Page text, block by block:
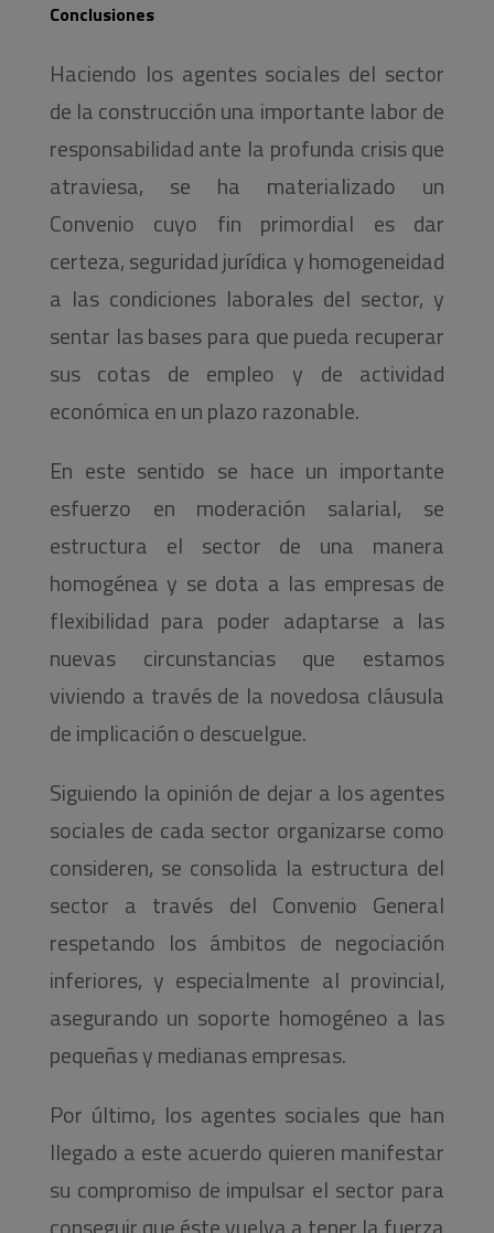
Conclusiones
Haciendo los agentes sociales del sector
de la construcción una importante labor de
responsabilidad ante la profunda crisis que
atraviesa, se ha materializado un
Convenio cuyo fin primordial es dar
certeza, seguridad jurídica y homogeneidad
a las condiciones laborales del sector, y
sentar las bases para que pueda recuperar
sus cotas de empleo y de actividad
económica en un plazo razonable.
En este sentido se hace un importante
esfuerzo en moderación salarial, se
estructura el sector de una manera
homogénea y se dota a las empresas de
flexibilidad para poder adaptarse a las
nuevas circunstancias que estamos
viviendo a través de la novedosa cláusula
de implicación o descuelgue.
Siguiendo la opinión de dejar a los agentes
sociales de cada sector organizarse como
consideren, se consolida la estructura del
sector a través del Convenio General
respetando los ámbitos de negociación
inferiores, y especialmente al provincial,
asegurando un soporte homogéneo a las
pequeñas y medianas empresas.
Por último, los agentes sociales que han
llegado a este acuerdo quieren manifestar
su compromiso de impulsar el sector para